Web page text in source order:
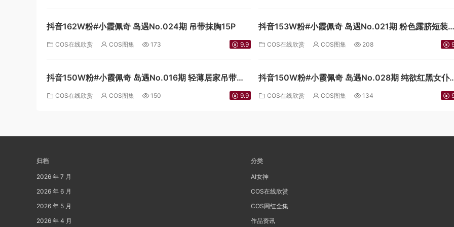
抖音162W粉#小霞佩奇 岛遇No.024期 吊带抹胸15P
COS在线欣赏 COS图集 173 9.9
抖音153W粉#小霞佩奇 岛遇No.021期 粉色露脐短装
[11P]
COS在线欣赏 COS图集 208
抖音150W粉#小霞佩奇 岛遇No.016期 轻薄居家吊带超
短裙11P
COS在线欣赏 COS图集 150 9.9
抖音150W粉#小霞佩奇 岛遇No.028期 纯欲红黑女仆
[18P]
COS在线欣赏 COS图集 134
归档
2026 年 7 月
2026 年 6 月
2026 年 5 月
2026 年 4 月
分类
AI女神
COS在线欣赏
COS网红全集
作品资讯